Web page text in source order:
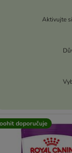
Aktivujte
doporučuje